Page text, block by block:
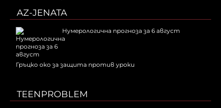
AZ-JENATA
Нумерологична прогноза за 6 август
Гръцко око за защита против уроки
TEENPROBLEM